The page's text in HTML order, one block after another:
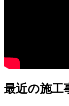
最近の施工